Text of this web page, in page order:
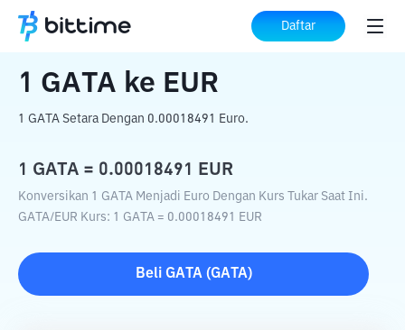
Daftar
Beranda Konverter Kripto EUR
1 GATA ke EUR
1 GATA Setara Dengan 0.00018491 Euro.
1 GATA = 0.00018491 EUR
Konversikan 1 GATA Menjadi Euro Dengan Kurs Tukar Saat Ini.
GATA/EUR Kurs: 1 GATA = 0.00018491 EUR
Beli GATA(GATA)